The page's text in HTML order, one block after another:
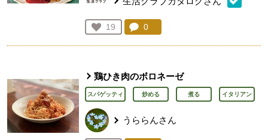
お気に入り登録：
19
人が登録
コメント：
0
鶏ひき肉のボロネーゼ
スパゲッティ 炒める 煮る イタリアン
うららんさん